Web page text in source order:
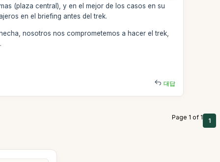
(plaza central), y en el mejor de los casos en su
en el briefing antes del trek.
nosotros nos comprometemos a hacer el trek,
대답
Page 1 of 1 1